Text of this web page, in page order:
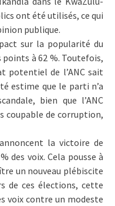
ont été utilisés, ce qui
publique.
sur la popularité du
à 62 %. Toutefois,
potentiel de l’ANC sait
estime que le parti n’a
bien que l’ANC
coupable de corruption,
la victoire de
des voix. Cela pousse à
un nouveau plébiscite
de ces élections, cette
voix contre un modeste